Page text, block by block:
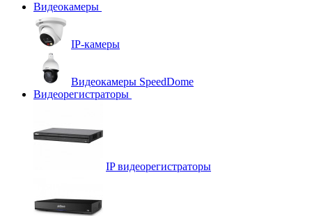
Видеокамеры
IP-камеры
Видеокамеры SpeedDome
Видеорегистраторы
IP видеорегистраторы